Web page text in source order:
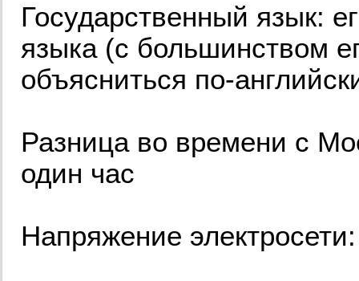
Государственный язык:
языка (с большинством
объясниться по-
Разница во времени с
один час
Напряжение